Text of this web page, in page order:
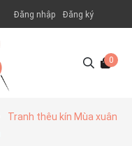
Đăng nhập Đăng ký
0
Tranh thêu kín Mùa xuân